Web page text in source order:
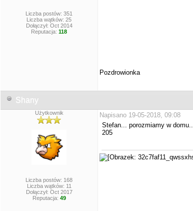
Liczba postów: 351
Liczba wątków: 25
Dołączył: Oct 2014
Reputacja:118
Pozdrowionka
Shany
Użytkownik
Liczba postów: 168
Liczba wątków: 11
Dołączył: Oct 2017
Reputacja: 49
Napisano 19-05-2018, 09:08
Stefan... porozmiamy w domu..
205